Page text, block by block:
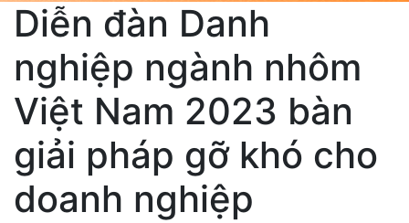
Diễn đàn Danh
nghiệp ngành nhôm
Việt Nam 2023 bàn
giải pháp gỡ khó cho
doanh nghiệp